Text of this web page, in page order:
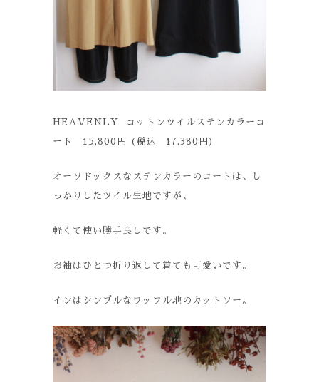
HEAVENLY コットンツイルステンカラーコ
ート 15,800円 (税込 17,380円)
オーソドックスなステンカラーのコートは、し
っかりしたツイル生地ですが、
軽くて使い勝手良しです。
お袖はひとつ折り返して着ても可愛いです。
インはシンプルなワッフル地のカットソー。